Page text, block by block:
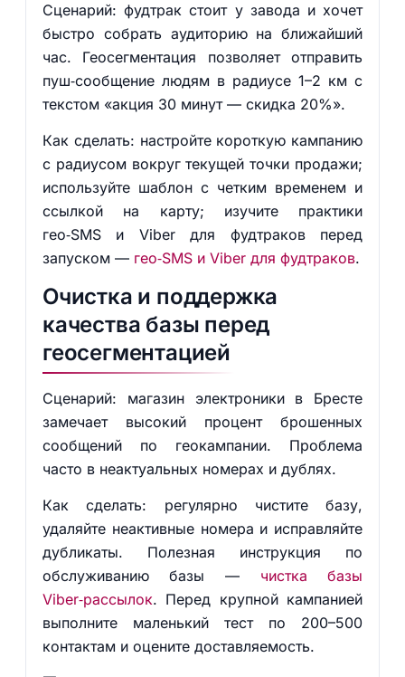
Сценарий: фудтрак стоит у завода и хочет
быстро собрать аудиторию на ближайший
час. Геосегментация позволяет отправить
пуш‑сообщение людям в радиусе 1–2 км с
текстом «акция 30 минут — скидка 20%».
Как сделать: настройте короткую кампанию
с радиусом вокруг текущей точки продажи;
используйте шаблон с четким временем и
ссылкой на карту; изучите практики
гео‑SMS и Viber для фудтраков перед
запуском — гео‑SMS и Viber для фудтраков.
Очистка и поддержка
качества базы перед
геосегментацией
Сценарий: магазин электроники в Бресте
замечает высокий процент брошенных
сообщений по геокампании. Проблема
часто в неактуальных номерах и дублях.
Как сделать: регулярно чистите базу,
удаляйте неактивные номера и исправляйте
дубликаты. Полезная инструкция по
обслуживанию базы — чистка базы
Viber‑рассылок. Перед крупной кампанией
выполните маленький тест по 200–500
контактам и оцените доставляемость.